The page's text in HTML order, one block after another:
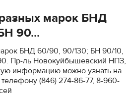
марок БНД
90...
БНД 60/90, 90/130; БН 90/10,
Пр-ль Новокуйбышевский НПЗ,
информацию можно узнать на
(846) 274-86-77, 8-960-